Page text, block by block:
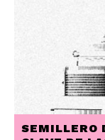
SEMILLERO